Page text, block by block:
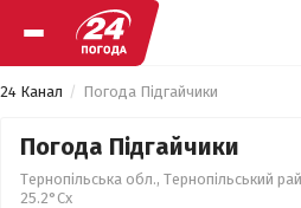
24 Канал Погода Підгайчики
Погода Підгайчики
Тернопільська обл., Тернопільський
25.2°Сх